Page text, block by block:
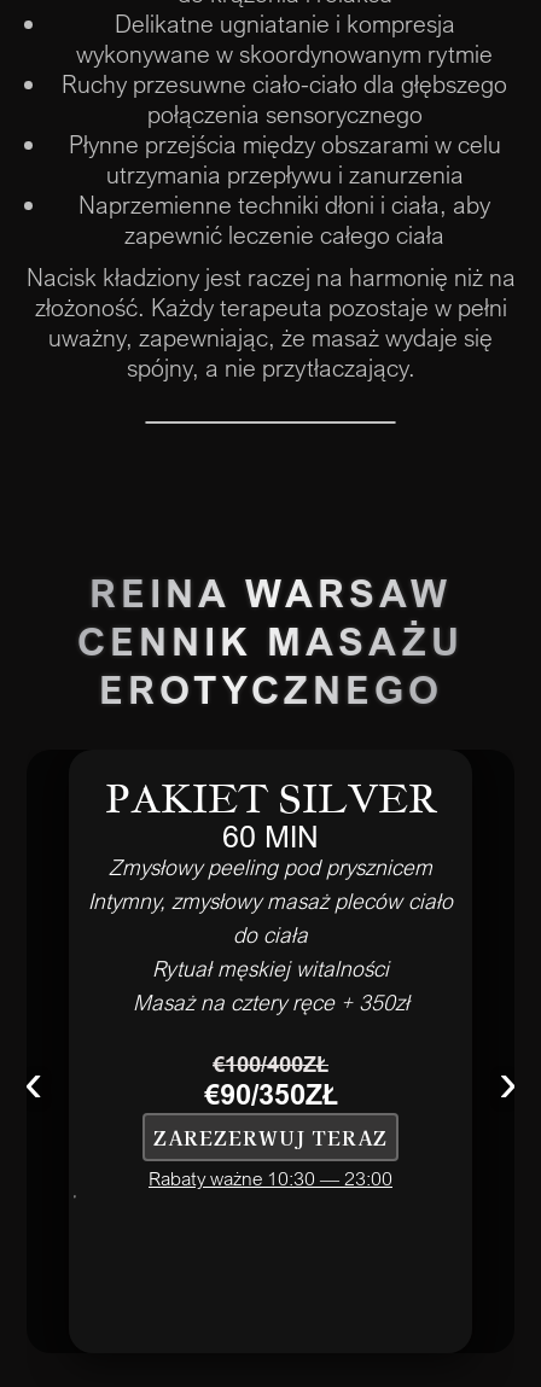
Delikatne ugniatanie i kompresja
wykonywane w skoordynowanym rytmie
Ruchy przesuwne ciało-ciało dla głębszego
połączenia sensorycznego
Płynne przejścia między obszarami w celu
utrzymania przepływu i zanurzenia
Naprzemienne techniki dłoni i ciała, aby
zapewnić leczenie całego ciała
Nacisk kładziony jest raczej na harmonię niż na
złożoność. Każdy terapeuta pozostaje w pełni
uważny, zapewniając, że masaż wydaje się
spójny, a nie przytłaczający.
REINA WARSAW
CENNIK MASAŻU
EROTYCZNEGO
PAKIET SILVER
60 MIN
Zmysłowy peeling pod prysznicem
Intymny, zmysłowy masaż pleców ciało
do ciała
Rytuał męskiej witalności
Masaż na cztery ręce + 350zł
€100/400ZŁ
€90/350ZŁ
ZAREZERWUJ TERAZ
Rabaty ważne 10:30 — 23:00
‹ ›